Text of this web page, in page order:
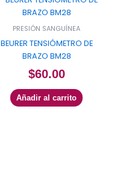
PRESIÓN SANGUÍNEA
BEURER TENSIÓMETRO DE
BRAZO BM28
$60.00
Añadir al carrito